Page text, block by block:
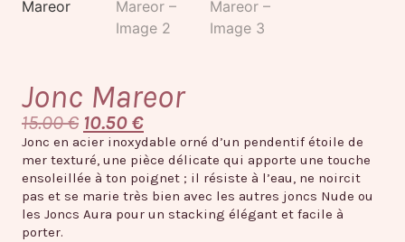
Jonc Mareor
15.00€ 10.50€
Jonc en acier inoxydable orné d’un pendentif étoile de
mer texturé, une pièce délicate qui apporte une touche
ensoleillée à ton poignet ; il résiste à l’eau, ne noircit
pas et se marie très bien avec les autres joncs Nude ou
les Joncs Aura pour un stacking élégant et facile à
porter.